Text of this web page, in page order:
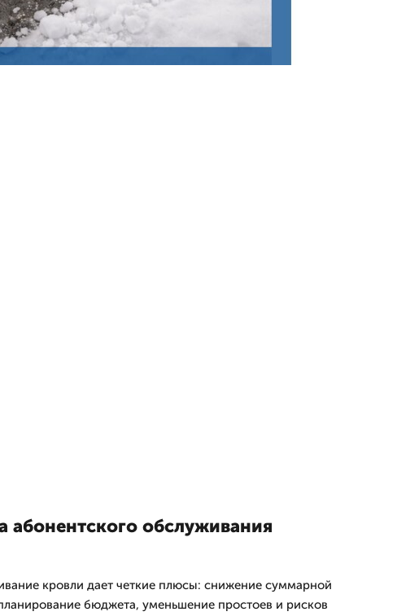
абонентского обслуживания
кровли дает четкие плюсы: снижение суммарной
бюджета, уменьшение простоев и рисков